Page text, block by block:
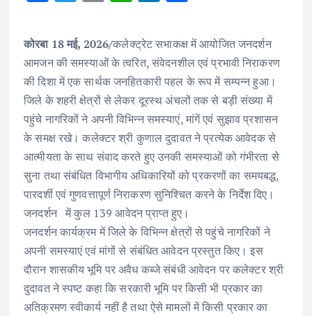
e
b
o
o
k
it
te
r
ai
l
at
s
A
p
p
k
e
dI
n
ar
e
कोरबा 18 मई, 2026/कलेक्ट्रेट सभाकक्ष में आयोजित जनदर्शन
आमजन की समस्याओं के त्वरित, संवेदनशील एवं प्रभावी निराकरण
की दिशा में एक सार्थक जनहितकारी पहल के रूप में सम्पन्न हुआ।
जिले के शहरी क्षेत्रों से लेकर दूरस्थ अंचलों तक से बड़ी संख्या में
पहुंचे नागरिकों ने अपनी विभिन्न समस्याएं, मांगें एवं सुझाव प्रशासन
के समक्ष रखे। कलेक्टर श्री कुणाल दुदावत ने प्रत्येक आवेदक से
आत्मीयता के साथ संवाद करते हुए उनकी समस्याओं को गंभीरता से
सुना तथा संबंधित विभागीय अधिकारियों को प्रकरणों का समयबद्ध,
पारदर्शी एवं गुणवत्तापूर्ण निराकरण सुनिश्चित करने के निर्देश दिए।
जनदर्शन में कुल 139 आवेदन प्राप्त हुए।
जनदर्शन कार्यक्रम में जिले के विभिन्न क्षेत्रों से पहुंचे नागरिकों ने
अपनी समस्याएं एवं मांगों से संबंधित आवेदन प्रस्तुत किए। इस
दौरान शासकीय भूमि पर अवैध कब्जे संबंधी आवेदन पर कलेक्टर श्री
दुदावत ने स्पष्ट कहा कि सरकारी भूमि पर किसी भी प्रकार का
अतिक्रमण स्वीकार्य नहीं है तथा ऐसे मामलों में किसी प्रकार का